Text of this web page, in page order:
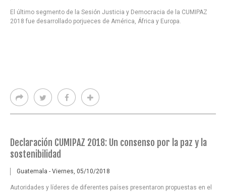
El último segmento de la Sesión Justicia y Democracia de la CUMIPAZ
2018 fue desarrollado porjueces de América, África y Europa.
Declaración CUMIPAZ 2018: Un consenso por la paz y la
sostenibilidad
Guatemala - Viernes, 05/10/2018
Autoridades y líderes de diferentes países presentaron propuestas en el